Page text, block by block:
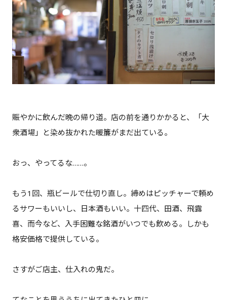
賑やかに飲んだ晩の帰り道。店の前を通りかかると、「大
衆酒場」と染め抜かれた暖簾がまだ出ている。
おっ、やってるな……。
もう1回、瓶ビールで仕切り直し。締めはピッチャーで頼め
るサワーもいいし、日本酒もいい。十四代、田酒、飛露
喜、而今など、入手困難な銘酒がいつでも飲める。しかも
格安価格で提供している。
さすがご店主、仕入れの鬼だ。